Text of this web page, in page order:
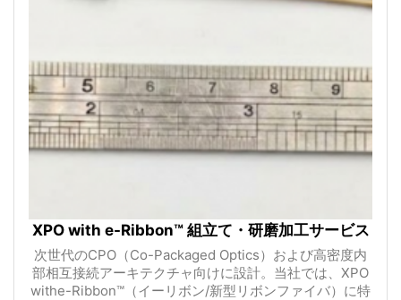
XPO with e-Ribbon™ 組立て・研磨加工サービス
次世代のCPO（Co-Packaged Optics）および高密度内
部相互接続アーキテクチャ向けに設計。当社では、XPO
withe-Ribbon™（イーリボン/新型リボンファイバ）に特